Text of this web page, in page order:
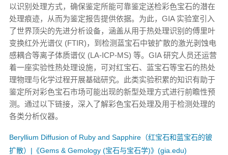
以识别处理方式，确保鉴定所能可靠鉴定送检彩色宝石的潜在
处理痕迹，从而为鉴定报告提供依据。为此，GIA 实验室引入
了世界顶尖的先进分析设备，涵盖从用于热处理识别的傅里叶
变换红外光谱仪 (FTIR)，到检测蓝宝石中铍扩散的激光剥蚀电
感耦合等离子体质谱仪 (LA-ICP-MS) 等。GIA 研究人员还运营
着一座实验性热处理设施，可对红宝石、蓝宝石等宝石的热处
理物理与化学过程开展基础研究。此类实验积累的知识有助于
鉴定所对彩色宝石市场可能出现的新型处理方式进行前瞻性预
测。通过以下链接，深入了解彩色宝石处理及用于检测处理的
各类分析仪器。
Beryllium Diffusion of Ruby and Sapphire（红宝石和蓝宝石的铍
扩散）|《Gems & Gemology (宝石与宝石学)》(gia.edu)